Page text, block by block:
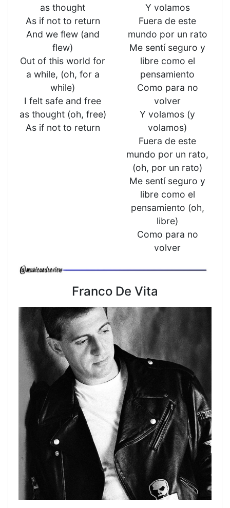
as thought
As if not to return
And we flew (and
flew)
Out of this world for
a while, (oh, for a
while)
I felt safe and free
as thought (oh, free)
As if not to return
Y volamos
Fuera de este
mundo por un rato
Me sentí seguro y
libre como el
pensamiento
Como para no
volver
Y volamos (y
volamos)
Fuera de este
mundo por un rato,
(oh, por un rato)
Me sentí seguro y
libre como el
pensamiento (oh,
libre)
Como para no
volver
Franco De Vita